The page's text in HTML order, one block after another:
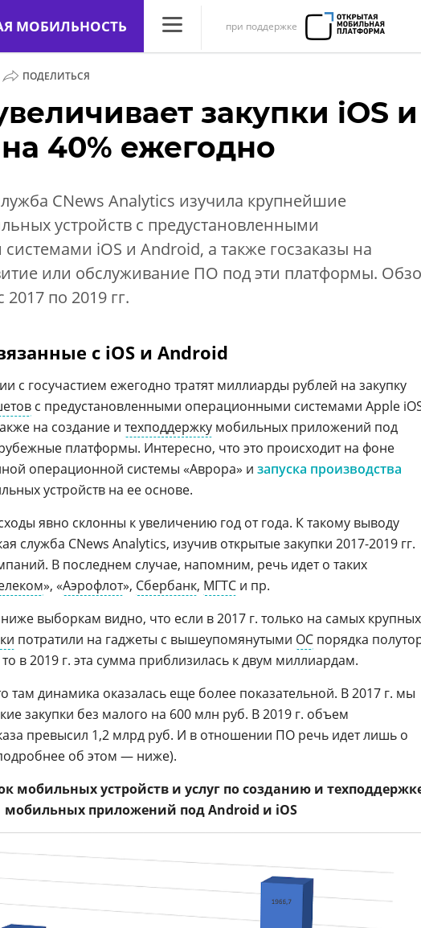
МОБИЛЬНОСТЬ
Конференции
Маркет
при поддержке
ПОДЕЛИТЬСЯ
закупки iOS и
40% ежегодно
CNews Analytics изучила крупнейшие
устройств с предустановленными
iOS и Android, а также госзаказы на
или обслуживание ПО под эти платформы.
по 2019 гг.
с iOS и Android
с госучастием ежегодно тратят миллиарды рублей на закупку
с предустановленными операционными системами Apple
на создание и техподдержку мобильных приложений под
платформы. Интересно, что это происходит на фоне
операционной системы «Аврора» и запуска производства
устройств на ее основе.
явно склонны к увеличению год от года. К такому выводу
служба CNews Analytics, изучив открытые закупки 2017-2019 гг.
В последнем случае, напомним, речь идет о таких
», «Аэрофлот», Сбербанк, МГТС и пр.
выборкам видно, что если в 2017 г. только на самых крупных
потратили на гаджеты с вышеупомянутыми ОС порядка
в 2019 г. эта сумма приблизилась к двум миллиардам.
там динамика оказалась еще более показательной. В 2017 г. мы
закупки без малого на 600 млн руб. В 2019 г. объем
превысил 1,2 млрд руб. И в отношении ПО речь идет лишь о
об этом — ниже).
мобильных устройств и услуг по созданию и
мобильных приложений под Android и iOS